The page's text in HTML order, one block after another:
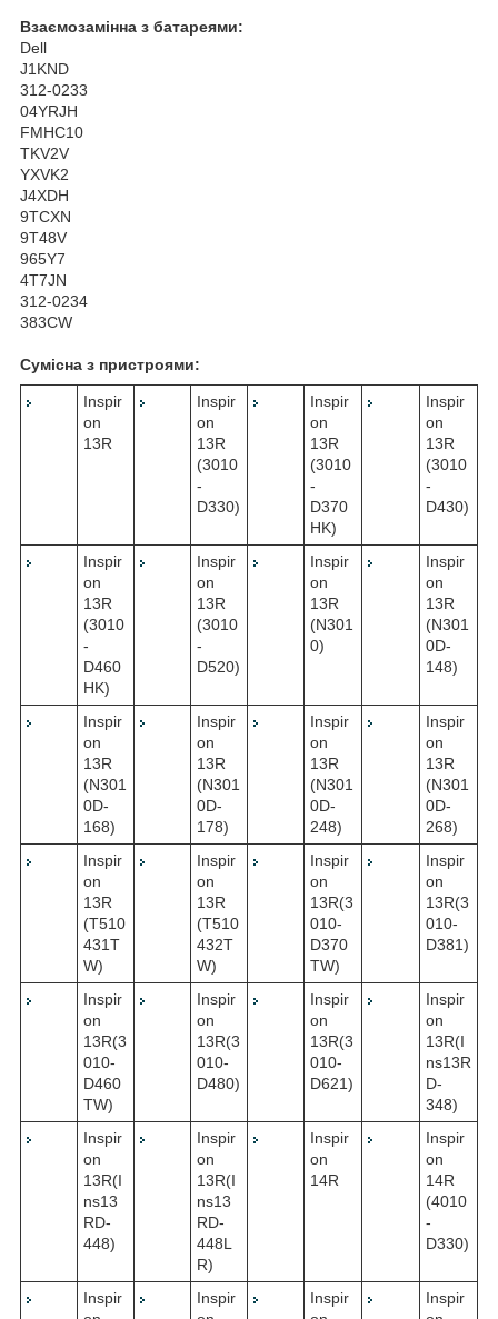
Взаємозамінна з батареями:
Dell
J1KND
312-0233
04YRJH
FMHC10
TKV2V
YXVK2
J4XDH
9TCXN
9T48V
965Y7
4T7JN
312-0234
383CW
Сумісна з пристроями:
Inspir
on
13R
Inspir
on
13R
(3010
-
D330)
Inspir
on
13R
(3010
-
D370
HK)
Inspir
on
13R
(3010
-
D430)
Inspir
on
13R
(3010
-
D460
HK)
Inspir
on
13R
(3010
-
D520)
Inspir
on
13R
(N301
0)
Inspir
on
13R
(N301
0D-
148)
Inspir
on
13R
(N301
0D-
168)
Inspir
on
13R
(N301
0D-
178)
Inspir
on
13R
(N301
0D-
248)
Inspir
on
13R
(N301
0D-
268)
Inspir
on
13R
(T510
431T
W)
Inspir
on
13R
(T510
432T
W)
Inspir
on
13R(3
010-
D370
TW)
Inspir
on
13R(3
010-
D381)
Inspir
on
13R(3
010-
D460
TW)
Inspir
on
13R(3
010-
D480)
Inspir
on
13R(3
010-
D621)
Inspir
on
13R(I
ns13R
D-
348)
Inspir
on
13R(I
ns13
RD-
448)
Inspir
on
13R(I
ns13
RD-
448L
R)
Inspir
on
14R
Inspir
on
14R
(4010
-
D330)
Inspir
Inspir
Inspir
Inspir